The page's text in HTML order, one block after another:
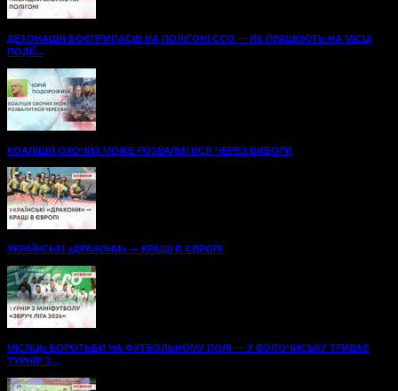
ДЕТОНАЦІЯ БОЄПРИПАСІВ НА ПОЛІГОНІ ССО — ЯК ПРАЦЮЮТЬ НА МІСЦІ
ПОДІЇ...
КОАЛІЦІЯ ОХОЧИХ МОЖЕ РОЗВАЛИТИСЯ ЧЕРЕЗ ВИБОРИ
УКРАЇНСЬКІ «ДРАКОНИ» — КРАЩІ В ЄВРОПІ
МІСЯЦЬ БОРОТЬБИ НА ФУТБОЛЬНОМУ ПОЛІ — У ВОЛОЧИСЬКУ ТРИВАЄ
ТУРНІР З...